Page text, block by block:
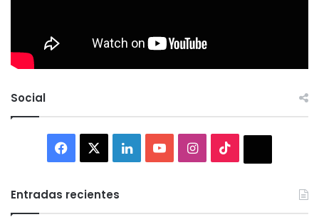
Social
Facebook LinkedInYouTubeInstagram
Entradas recientes